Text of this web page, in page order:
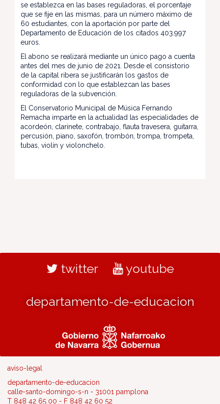
se establezca en las bases reguladoras, el porcentaje
que se fije en las mismas, para un número máximo de
60 estudiantes, con la aportación por parte del
Departamento de Educación de los citados 403.997
euros.
El abono se realizará mediante un único pago a cuenta
antes del mes de junio de 2021. Desde el consistorio
de la capital ribera se justificarán los gastos de
conformidad con lo que establezcan las bases
reguladoras de la subvención.
El Conservatorio Municipal de Música Fernando
Remacha imparte en la actualidad las especialidades de
acordeón, clarinete, contrabajo, flauta travesera, guitarra,
percusión, piano, saxofón, trombón, trompa, trompeta,
tubas, violín y violonchelo.
twitter youtube
departamento-de-educacion
aviso-legal
departamento-de-educacion
calle-santo-domingo-s-n - 31001 pamplona
T 848 42 65 00 - F 848 42 60 52